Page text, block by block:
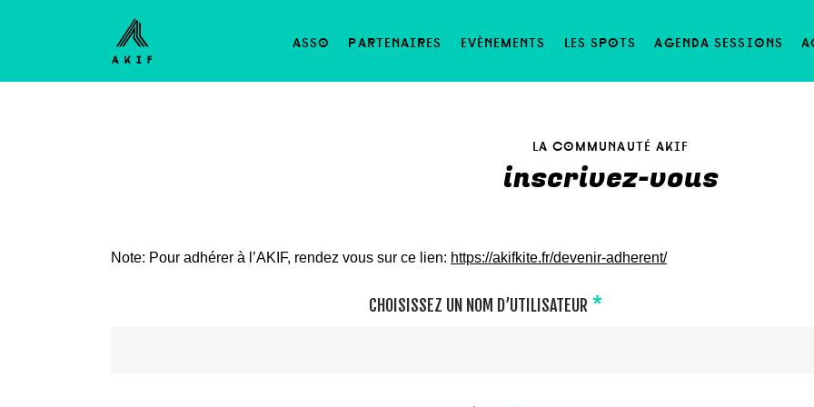
asso partenaires evènements les spots agenda sessions
la communauté akif
inscrivez-vous
Note: Pour adhérer à l’AKIF, rendez vous sur ce lien: https://akifkite.fr/devenir-adherent/
CHOISISSEZ UN NOM D’UTILISATEUR *